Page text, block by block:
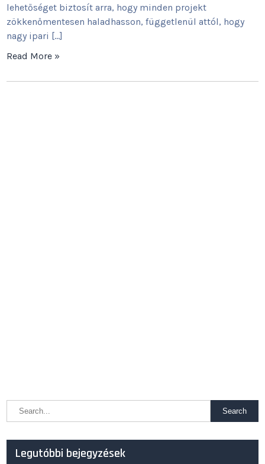
lehetőséget biztosít arra, hogy minden projekt
zökkenőmentesen haladhasson, függetlenül attól, hogy
nagy ipari […]
Read More »
Legutóbbi bejegyzések